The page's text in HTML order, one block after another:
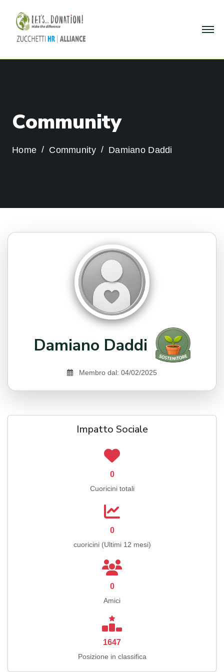
Community
Home Community Damiano Daddi
Damiano Daddi
Membro dal: 04/02/2025
Impatto Sociale
0
Cuoricini totali
0
cuoricini (Ultimi 12 mesi)
0
Amici
1647
Posizione in classifica